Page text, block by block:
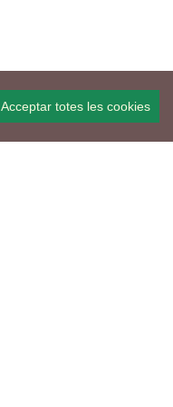
Acceptar totes les cookies